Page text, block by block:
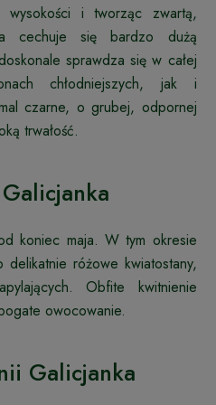
i tworząc zwartą,
cechuje się bardzo dużą
sprawdza się w całej
chłodniejszych, jak i
czarne, o grubej, odpornej
trwałość.
koniec maja. W tym okresie
różowe kwiatostany,
Obfite kwitnienie
owocowanie.
Galicjanka